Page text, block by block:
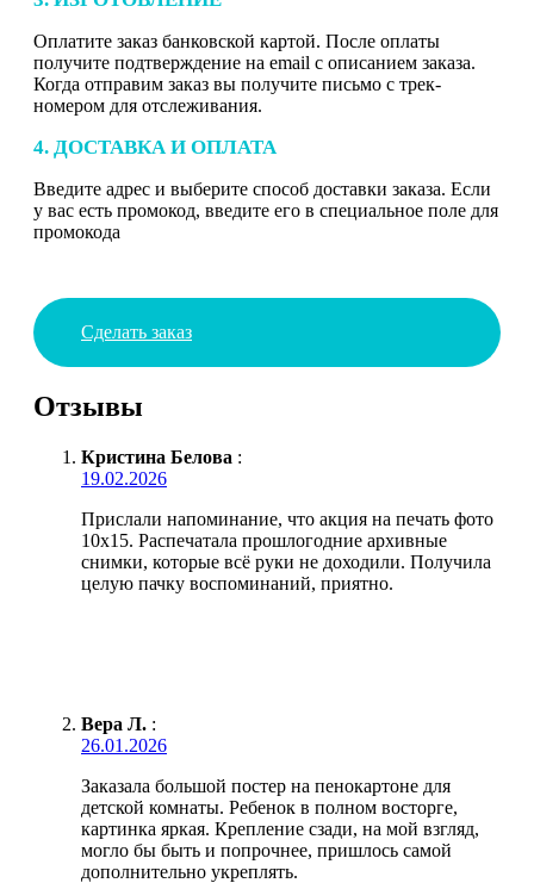
Оплатите заказ банковской картой. После оплаты
получите подтверждение на email с описанием заказа.
Когда отправим заказ вы получите письмо с трек-
номером для отслеживания.
4. ДОСТАВКА И ОПЛАТА
Введите адрес и выберите способ доставки заказа. Если
у вас есть промокод, введите его в специальное поле для
промокода
Сделать заказ
Отзывы
Кристина Белова :
19.02.2026
Прислали напоминание, что акция на печать фото
10х15. Распечатала прошлогодние архивные
снимки, которые всё руки не доходили. Получила
целую пачку воспоминаний, приятно.
Вера Л. :
26.01.2026
Заказала большой постер на пенокартоне для
детской комнаты. Ребенок в полном восторге,
картинка яркая. Крепление сзади, на мой взгляд,
могло бы быть и попрочнее, пришлось самой
дополнительно укреплять.